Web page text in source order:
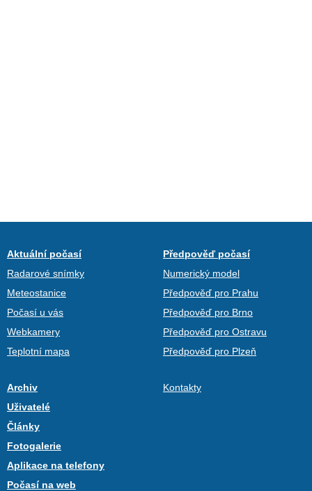
Aktuální počasí
Radarové snímky
Meteostanice
Počasí u vás
Webkamery
Teplotní mapa
Předpověď počasí
Numerický model
Předpověď pro Prahu
Předpověď pro Brno
Předpověď pro Ostravu
Předpověď pro Plzeň
Archiv
Uživatelé
Články
Fotogalerie
Aplikace na telefony
Počasí na web
Kontakty